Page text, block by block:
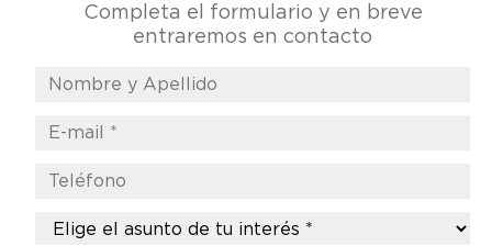
Completa el formulario y en breve
entraremos en contacto